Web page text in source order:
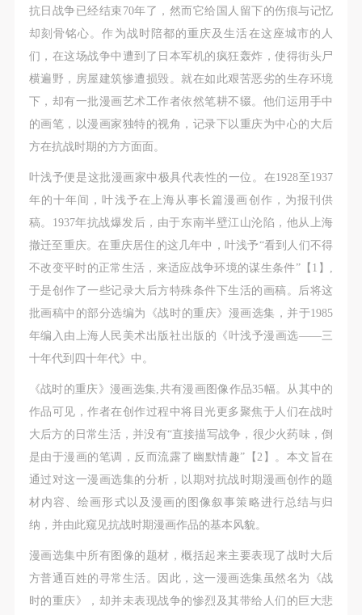
抗日战争已经结束70年了，然而它给国人留下的伤痕与记忆
却刻骨铭心。作为战时陪都的重庆及生活在这座城市的人
们，在这场战争中遭到了日本军机的疯狂轰炸，使得街头尸
横遍野，房屋建筑惨遭损毁。就在如此艰苦恶劣的生存环境
下，却有一批漫画艺术工作者依然笔耕不辍。他们运用手中
的画笔，以漫画家独特的视角，记录下以重庆为中心的大后
方在抗战时期的方方面面。
叶浅予便是这批漫画家中极具代表性的一位。在1928至1937
年的十年间，叶浅予在上海从事长篇漫画创作，为报刊供
稿。1937年抗战爆发后，由于东南半壁江山沦陷，他从上海
撤迁至重庆。在重庆居住的这几年中，叶浅予“看到人们不得
不改变平时的正常生活，来适应战争环境的谋生条件”【1】,
于是创作了一些记录大后方特殊条件下生活的画稿。后将这
批画稿中的部分选编为《战时的重庆》漫画选集，并于1985
年编入由上海人民美术出版社出版的《叶浅予漫画选——三
十年代到四十年代》中。
《战时的重庆》漫画选集,共有漫画图像作品35幅。从其中的
作品可见，作者在创作过程中将目光更多聚焦于人们在战时
大后方的日常生活，并没有“直接描写战争，很少火药味，倒
是由于漫画的笔调，反而流露了幽默情趣”【2】。本文旨在
通过对这一漫画选集的分析，以期对抗战时期漫画创作的题
材内容、绘画形式以及漫画的图像叙事策略进行总结与归
纳，并由此窥见抗战时期漫画作品的基本风貌。
漫画选集中所有图像的题材，概括起来主要表现了战时大后
方普通百姓的寻常生活。因此，这一漫画选集虽然名为《战
时的重庆》，却并未表现战争的惨烈及其带给人们的巨大悲
第一条
本次活动公平公正、自愿参加与退出、风险与责任自
负的原则。但活动有风险，参加者应有必要的风险意
识。
第二条
参加本次活动者必须遵守中华人民共和国的相关法
律、法规，必须遵循道德和社会公德规范，并应该具
备以人为本、团结友爱、互相帮助和助人为乐的良好
品质。
第三条
参加本次活动人员应该是成年人（具有完全民事行为
能力的人，18周岁以上）未成年人必须在成年人的陪
同下参观。
第四条
参加活动者在此次活动期间的人身安全责任自负。鼓
励参加者自行购买人身安全保险。活动中一旦出现事
事故的任何责任，但有互相援助的义务。参加活动的
成员应当积极主动的组织实施救援工作，但对事故本
身不承担任何法律责任和经济责任。参加本次活动者
的人身安全不负有民事及相关连带责任。
第五条
参加活动者在此次活动期间应主动遵守美术馆活动秩
序、维护美术馆场地及展示、展览、馆藏艺术作品及
衍生品的安全。活动中一旦因个人原因造成美术馆场
地、空间、艺术品、衍生品等受到不同程度的损失、
破坏。活动中任何非事故当事人及美术馆将不承担相
第一条
本次活动公平公正、自愿参加与退出、风险与责任自
负的原则。但活动有风险，参加者应有必要的风险意
识。
第二条
参加本次活动者必须遵守中华人民共和国的相关法
律、法规，必须遵循道德和社会公德规范，并应该具
备以人为本、团结友爱、互相帮助和助人为乐的良好
品质。
第三条
参加本次活动人员应该是成年人（具有完全民事行为
能力的人，18周岁以上）未成年人必须在成年人的陪
同下参观。
第四条
参加活动者在此次活动期间的人身安全责任自负。鼓
励参加者自行购买人身安全保险。活动中一旦出现事
事故的任何责任，但有互相援助的义务。参加活动的
成员应当积极主动的组织实施救援工作，但对事故本
身不承担任何法律责任和经济责任。参加本次活动者
的人身安全不负有民事及相关连带责任。
第五条
参加活动者在此次活动期间应主动遵守美术馆活动秩
序、维护美术馆场地及展示、展览、馆藏艺术作品及
衍生品的安全。活动中一旦因个人原因造成美术馆场
地、空间、艺术品、衍生品等受到不同程度的损失、
破坏。活动中任何非事故当事人及美术馆将不承担相
第一条
本次活动公平公正、自愿参加与退出、风险与责任自
负的原则。但活动有风险，参加者应有必要的风险意
识。
第二条
参加本次活动者必须遵守中华人民共和国的相关法
律、法规，必须遵循道德和社会公德规范，并应该具
备以人为本、团结友爱、互相帮助和助人为乐的良好
品质。
第三条
参加本次活动人员应该是成年人（具有完全民事行为
能力的人，18周岁以上）未成年人必须在成年人的陪
同下参观。
第四条
参加活动者在此次活动期间的人身安全责任自负。鼓
励参加者自行购买人身安全保险。活动中一旦出现事
事故的任何责任，但有互相援助的义务。参加活动的
成员应当积极主动的组织实施救援工作，但对事故本
身不承担任何法律责任和经济责任。参加本次活动者
的人身安全不负有民事及相关连带责任。
第五条
参加活动者在此次活动期间应主动遵守美术馆活动秩
序、维护美术馆场地及展示、展览、馆藏艺术作品及
衍生品的安全。活动中一旦因个人原因造成美术馆场
地、空间、艺术品、衍生品等受到不同程度的损失、
破坏。活动中任何非事故当事人及美术馆将不承担相